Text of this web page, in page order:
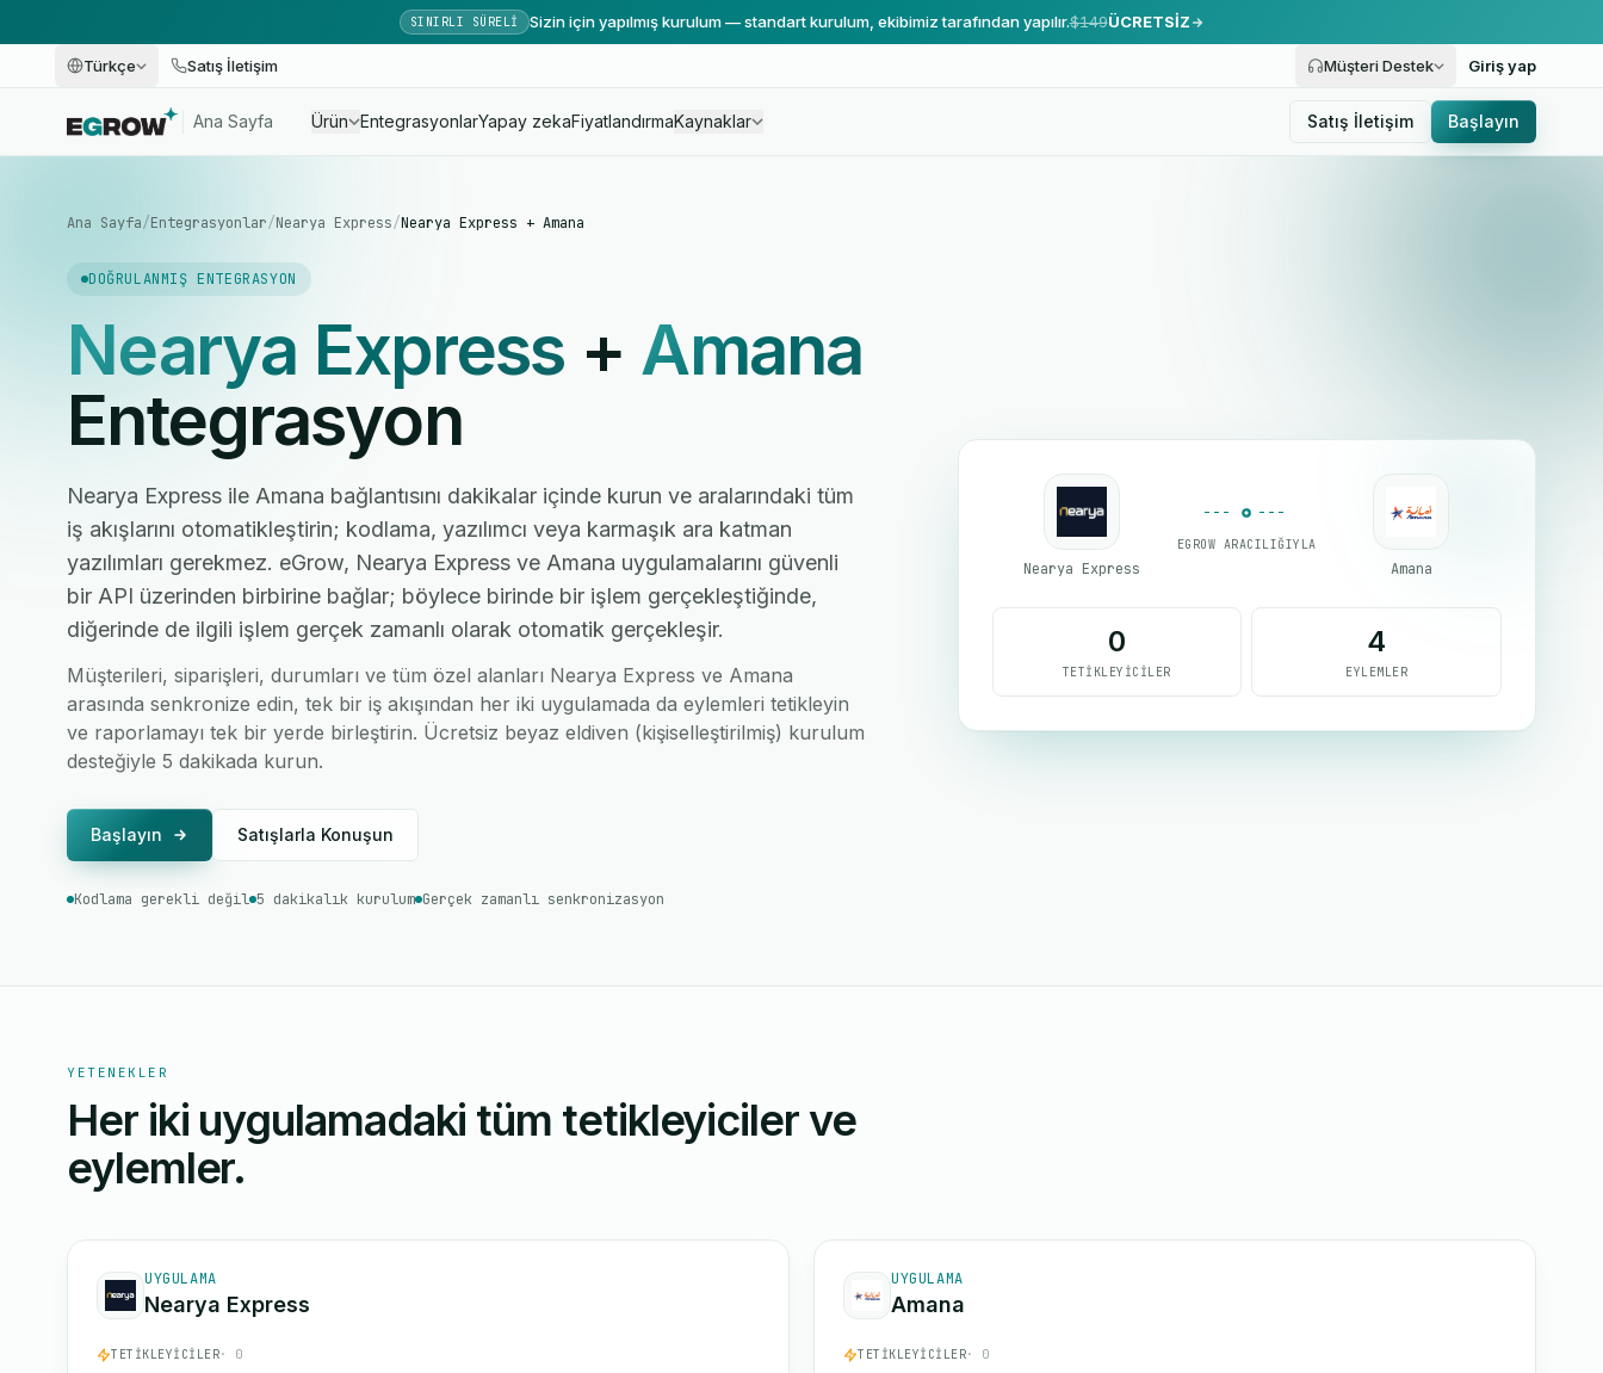
SINIRLI SÜRELI Sizin için yapılmış kurulum — standart kurulum, ekibimiz tarafından yapılır.$149ÜCRETSİZ
Türkçe Satış İletişim Müşteri Destek Giriş yap
Ana Sayfa Ürün EntegrasyonlarYapay zekaFiyatlandırmaKaynaklar Satış İletişim Başlayın
Ana Sayfa/Entegrasyonlar/Nearya Express/Nearya Express + Amana
DOĞRULANMIŞ ENTEGRASYON
Nearya Express + Amana
Entegrasyon
Nearya Express ile Amana bağlantısını dakikalar içinde kurun ve aralarındaki tüm
iş akışlarını otomatikleştirin; kodlama, yazılımcı veya karmaşık ara katman
yazılımları gerekmez. eGrow, Nearya Express ve Amana uygulamalarını güvenli
bir API üzerinden birbirine bağlar; böylece birinde bir işlem gerçekleştiğinde,
diğerinde de ilgili işlem gerçek zamanlı olarak otomatik gerçekleşir.
Müşterileri, siparişleri, durumları ve tüm özel alanları Nearya Express ve Amana
arasında senkronize edin, tek bir iş akışından her iki uygulamada da eylemleri tetikleyin
ve raporlamayı tek bir yerde birleştirin. Ücretsiz beyaz eldiven (kişiselleştirilmiş) kurulum
desteğiyle 5 dakikada kurun.
Başlayın Satışlarla Konuşun
Kodlama gerekli değil 5 dakikalık kurulum Gerçek zamanlı senkronizasyon
Nearya Express
EGROW ARACILIĞIYLA
Amana
0
TETIKLEYICILER
4
EYLEMLER
YETENEKLER
Her iki uygulamadaki tüm tetikleyiciler ve
eylemler.
UYGULAMA
Nearya Express
TETIKLEYICILER· 0
UYGULAMA
Amana
TETIKLEYICILER· 0